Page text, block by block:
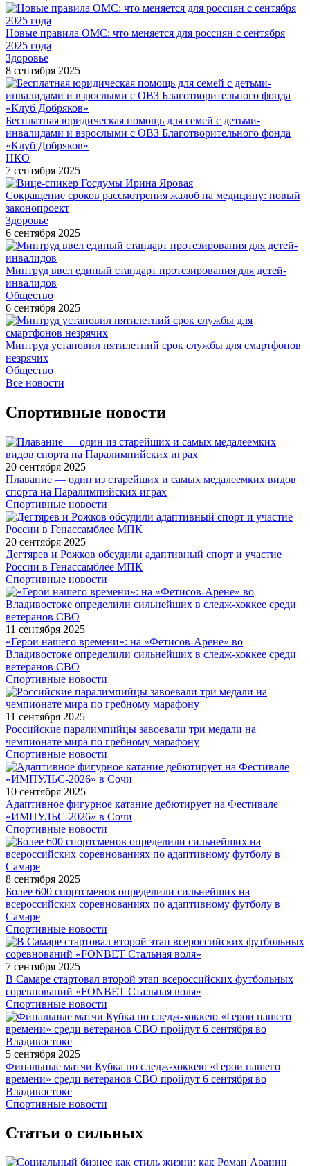
Новые правила ОМС: что меняется для россиян с сентября
2025 года
Здоровье
8 сентября 2025
Бесплатная юридическая помощь для семей с детьми-
инвалидами и взрослыми с ОВЗ Благотворительного фонда
«Клуб Добряков»
НКО
7 сентября 2025
Сокращение сроков рассмотрения жалоб на медицину: новый
законопроект
Здоровье
6 сентября 2025
Минтруд ввел единый стандарт протезирования для детей-
инвалидов
Общество
6 сентября 2025
Минтруд установил пятилетний срок службы для смартфонов
незрячих
Общество
Все новости
Спортивные новости
20 сентября 2025
Плавание — один из старейших и самых медалеемких видов
спорта на Паралимпийских играх
Спортивные новости
20 сентября 2025
Дегтярев и Рожков обсудили адаптивный спорт и участие
России в Генассамблее МПК
Спортивные новости
11 сентября 2025
«Герои нашего времени»: на «Фетисов-Арене» во
Владивостоке определили сильнейших в следж-хоккее среди
ветеранов СВО
Спортивные новости
11 сентября 2025
Российские паралимпийцы завоевали три медали на
чемпионате мира по гребному марафону
Спортивные новости
10 сентября 2025
Адаптивное фигурное катание дебютирует на Фестивале
«ИМПУЛЬС-2026» в Сочи
Спортивные новости
8 сентября 2025
Более 600 спортсменов определили сильнейших на
всероссийских соревнованиях по адаптивному футболу в
Самаре
Спортивные новости
7 сентября 2025
В Самаре стартовал второй этап всероссийских футбольных
соревнований «FONBET Стальная воля»
Спортивные новости
5 сентября 2025
Финальные матчи Кубка по следж-хоккею «Герои нашего
времени» среди ветеранов СВО пройдут 6 сентября во
Владивостоке
Спортивные новости
Статьи о сильных